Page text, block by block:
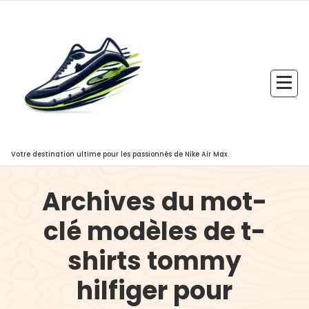
Votre destination ultime pour les passionnés de Nike Air Max.
Archives du mot-
clé modèles de t-
shirts tommy
hilfiger pour